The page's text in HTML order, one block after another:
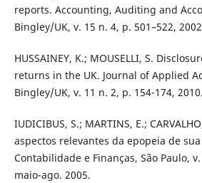
reports. Accounting, Auditing and
Bingley/UK, v. 15 n. 4, p. 501–522,
HUSSAINEY, K.; MOUSELLI, S.
returns in the UK. Journal of Applied
Bingley/UK, v. 11 n. 2, p. 154-174, 2010.
IUDICIBUS, S.; MARTINS, E.;
aspectos relevantes da epopeia de
Contabilidade e Finanças, São Paulo,
maio-ago. 2005.